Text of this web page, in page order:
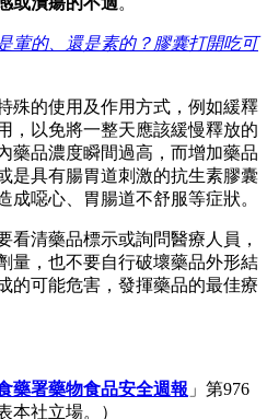
葷的、還是素的？膠囊打開吃可
殊的使用及作用方式，例如緩釋
，以免將一整天應該緩慢釋放的
藥品濃度瞬間過高，而增加藥品
是具有腸胃道刺激的抗生素膠囊
成噁心、胃腸道不舒服等症狀。
看清藥品標示或詢問醫療人員，
量，也不要自行破壞藥品外形結
的可能危害，發揮藥品的最佳療
藥署藥物食品安全週報 」第976
本社立場。）